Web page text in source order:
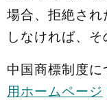
場合、拒絶さ
しなければ、そ
中国商標制度
用ホームページ